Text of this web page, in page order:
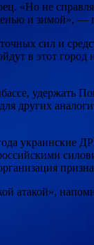
«Но не
и зимой», —
сил и
в этот
удержать
других
украинские
атакой»,